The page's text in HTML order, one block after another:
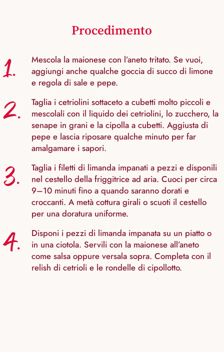
Procedimento
1.
Mescola la maionese con l’aneto tritato. Se vuoi,
aggiungi anche qualche goccia di succo di limone
e regola di sale e pepe.
2.
Taglia i cetriolini sottaceto a cubetti molto piccoli e
mescolali con il liquido dei cetriolini, lo zucchero, la
senape in grani e la cipolla a cubetti. Aggiusta di
pepe e lascia riposare qualche minuto per far
amalgamare i sapori.
3.
Taglia i filetti di limanda impanati a pezzi e disponili
nel cestello della friggitrice ad aria. Cuoci per circa
9–10 minuti fino a quando saranno dorati e
croccanti. A metà cottura girali o scuoti il cestello
per una doratura uniforme.
4.
Disponi i pezzi di limanda impanata su un piatto o
in una ciotola. Servili con la maionese all’aneto
come salsa oppure versala sopra. Completa con il
relish di cetrioli e le rondelle di cipollotto.